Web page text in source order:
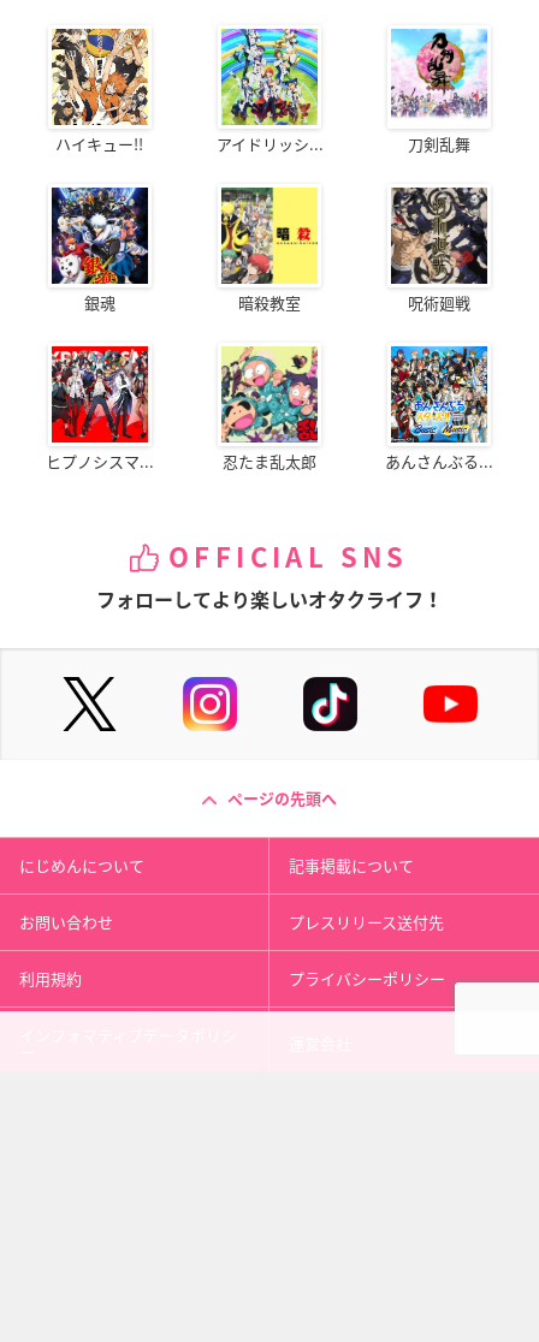
ハイキュー!! アイドリッシ... 刀剣乱舞
銀魂 暗殺教室 呪術廻戦
ヒプノシスマ... 忍たま乱太郎 あんさんぶる...
OFFICIAL SNS
フォローしてより楽しいオタクライフ！
ページの先頭へ
にじめんについて 記事掲載について
お問い合わせ プレスリリース送付先
利用規約 プライバシーポリシー